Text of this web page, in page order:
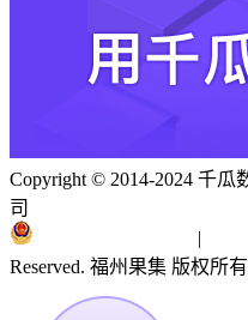
Copyright © 2014-2024 千瓜
司
|
Reserved. 福州果集 版权所有